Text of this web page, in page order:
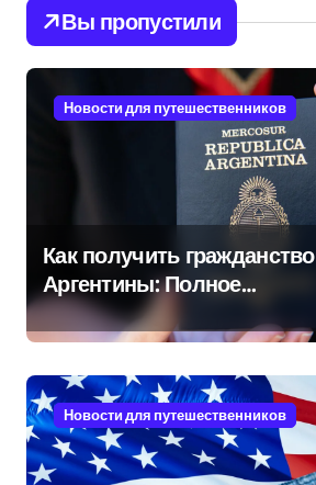
Вы пропустили
Новости для путешественников
Как получить гражданство
Аргентины: Полное
руководство
Новости для путешественников